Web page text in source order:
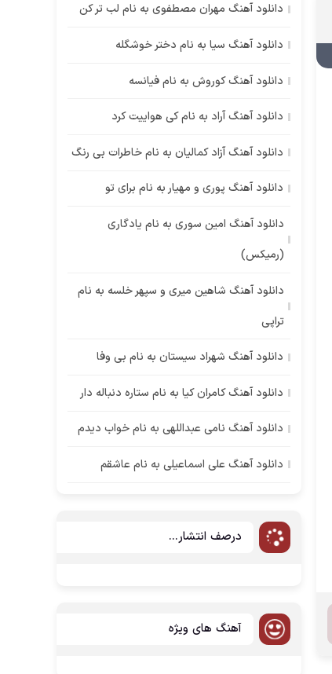
دانلود آهنگ مهران مصطفوی به نام لب تر کن
دانلود آهنگ سیا به نام دختر خوشگله
دانلود آهنگ کوروش به نام فیانسه
دانلود آهنگ آراد به نام کی هواییت کرد
دانلود آهنگ آزاد کمالیان به نام خاطرات بی رنگ
دانلود آهنگ پوری و مهیار به نام برای تو
دانلود آهنگ امین سوری به نام یادگاری
(رمیکس)
دانلود آهنگ شاهین میری و سپهر خلسه به نام
تراپی
دانلود آهنگ شهراد سیستان به نام بی وفا
دانلود آهنگ کامران کیا به نام ستاره دنباله دار
دانلود آهنگ نامی عبداللهی به نام خواب دیدم
دانلود آهنگ علی اسماعیلی به نام عاشقم
درصف انتشار...
آهنگ های ویژه